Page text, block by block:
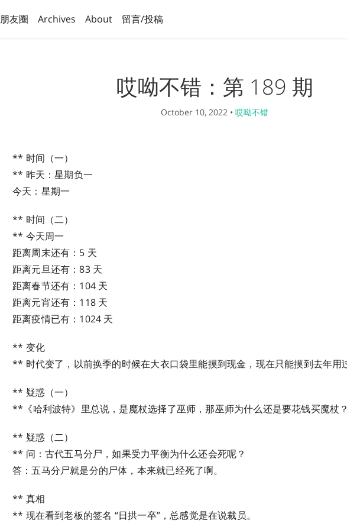
朋友圈 Archives About 留言/投稿
哎呦不错：第 189 期
October 10, 2022 • 哎呦不错
** 时间（一）
** 昨天：星期负一
今天：星期一
** 时间（二）
** 今天周一
距离周末还有：5 天
距离元旦还有：83 天
距离春节还有：104 天
距离元宵还有：118 天
距离疫情已有：1024 天
** 变化
** 时代变了，以前换季的时候在大衣口袋里能摸到现金，现在只能摸到去年用
** 疑惑（一）
**《哈利波特》里总说，是魔杖选择了巫师，那巫师为什么还是要花钱买魔杖？
** 疑惑（二）
** 问：古代五马分尸，如果受力平衡为什么还会死呢？
答：五马分尸就是分的尸体，本来就已经死了啊。
** 真相
** 现在看到老板的签名 “日拱一卒”，总感觉是在说裁员。